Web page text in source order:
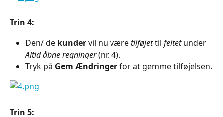
Trin 4:
Den/ de kunder vil nu være tilføjet til feltet under
Altid åbne regninger (nr. 4).
Tryk på Gem Ændringer for at gemme tilføjelsen.
Trin 5: